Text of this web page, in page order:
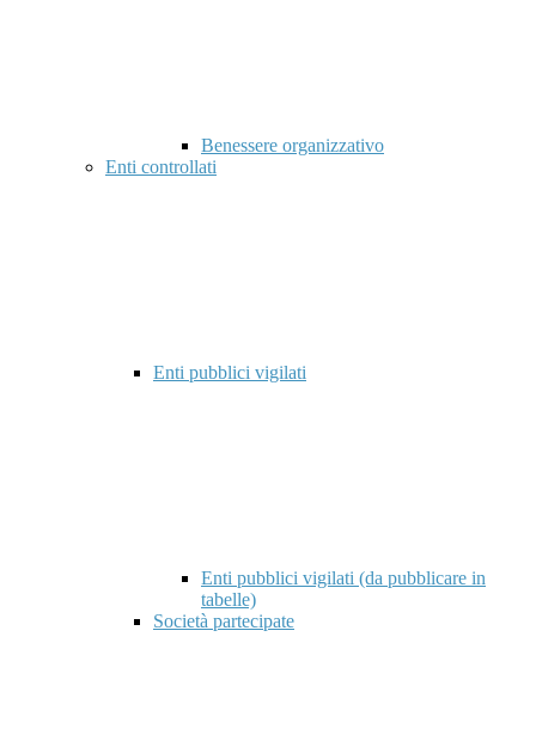
Benessere organizzativo
Enti controllati
Enti pubblici vigilati
Enti pubblici vigilati (da pubblicare in
tabelle)
Società partecipate